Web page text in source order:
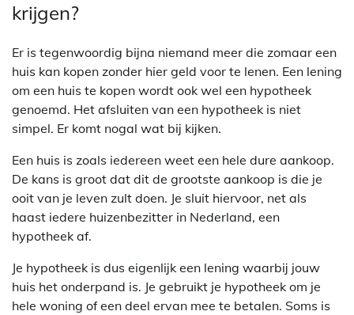
krijgen?
Er is tegenwoordig bijna niemand meer die zomaar een
huis kan kopen zonder hier geld voor te lenen. Een lening
om een huis te kopen wordt ook wel een hypotheek
genoemd. Het afsluiten van een hypotheek is niet
simpel. Er komt nogal wat bij kijken.
Een huis is zoals iedereen weet een hele dure aankoop.
De kans is groot dat dit de grootste aankoop is die je
ooit van je leven zult doen. Je sluit hiervoor, net als
haast iedere huizenbezitter in Nederland, een
hypotheek af.
Je hypotheek is dus eigenlijk een lening waarbij jouw
huis het onderpand is. Je gebruikt je hypotheek om je
hele woning of een deel ervan mee te betalen. Soms is